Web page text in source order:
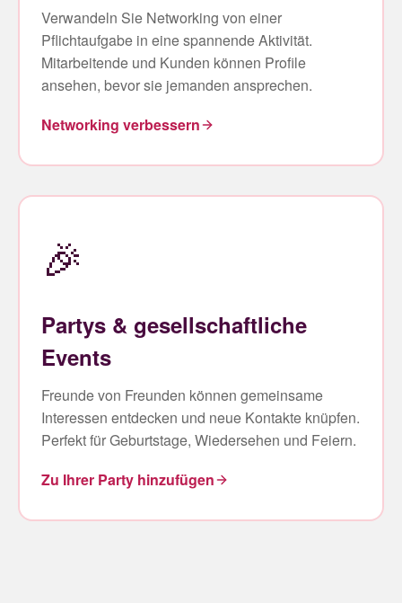
Verwandeln Sie Networking von einer
Pflichtaufgabe in eine spannende Aktivität.
Mitarbeitende und Kunden können Profile
ansehen, bevor sie jemanden ansprechen.
Networking verbessern
🎉
Partys & gesellschaftliche
Events
Freunde von Freunden können gemeinsame
Interessen entdecken und neue Kontakte knüpfen.
Perfekt für Geburtstage, Wiedersehen und Feiern.
Zu Ihrer Party hinzufügen